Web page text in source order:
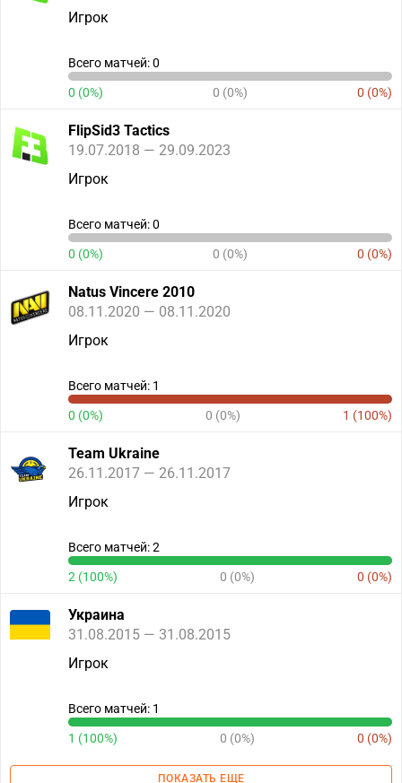
Игрок
Всего матчей: 0
0 (0%) 0 (0%) 0 (0%)
FlipSid3 Tactics
19.07.2018 — 29.09.2023
Игрок
Всего матчей: 0
0 (0%) 0 (0%) 0 (0%)
Natus Vincere 2010
08.11.2020 — 08.11.2020
Игрок
Всего матчей: 1
0 (0%) 0 (0%) 1 (100%)
Team Ukraine
26.11.2017 — 26.11.2017
Игрок
Всего матчей: 2
2 (100%) 0 (0%) 0 (0%)
Украина
31.08.2015 — 31.08.2015
Игрок
Всего матчей: 1
1 (100%) 0 (0%) 0 (0%)
ПОКАЗАТЬ ЕЩЕ